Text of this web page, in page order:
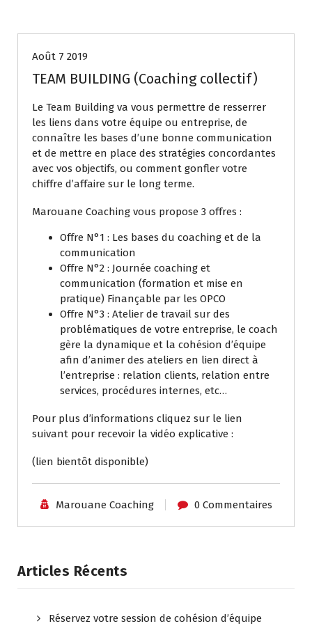
Août 7 2019
TEAM BUILDING (Coaching collectif)
Le Team Building va vous permettre de resserrer
les liens dans votre équipe ou entreprise, de
connaître les bases d’une bonne communication
et de mettre en place des stratégies concordantes
avec vos objectifs, ou comment gonfler votre
chiffre d’affaire sur le long terme.
Marouane Coaching vous propose 3 offres :
Offre N°1 : Les bases du coaching et de la
communication
Offre N°2 : Journée coaching et
communication (formation et mise en
pratique) Finançable par les OPCO
Offre N°3 : Atelier de travail sur des
problématiques de votre entreprise, le coach
gère la dynamique et la cohésion d’équipe
afin d’animer des ateliers en lien direct à
l’entreprise : relation clients, relation entre
services, procédures internes, etc…
Pour plus d’informations cliquez sur le lien
suivant pour recevoir la vidéo explicative :
(lien bientôt disponible)
Marouane Coaching 0 Commentaires
Articles Récents
Réservez votre session de cohésion d’équipe